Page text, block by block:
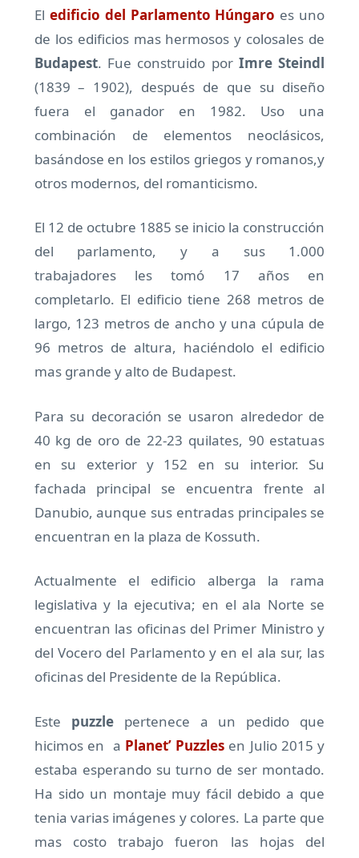
El edificio del Parlamento Húngaro es uno
de los edificios mas hermosos y colosales de
Budapest. Fue construido porImre Steindl
(1839 – 1902), después de que su diseño
fuera el ganador en 1982. Uso una
combinación de elementos neoclásicos,
basándose en los estilos griegos y romanos,y
otros modernos, del romanticismo.
El 12 de octubre 1885 se inicio la construcción
del parlamento, y a sus 1.000
trabajadores les tomó 17 años en
completarlo. El edificio tiene 268 metros de
largo, 123 metros de ancho y una cúpula de
96 metros de altura, haciéndolo el edificio
mas grande y alto de Budapest.
Para su decoración se usaron alrededor de
40 kg de oro de 22-23 quilates, 90 estatuas
en su exterior y 152 en su interior. Su
fachada principal se encuentra frente al
Danubio, aunque sus entradas principales se
encuentran en la plaza de Kossuth.
Actualmente el edificio alberga la rama
legislativa y la ejecutiva; en el ala Norte se
encuentran las oficinas del Primer Ministro y
del Vocero del Parlamento y en el ala sur, las
oficinas del Presidente de la República.
Este puzzlepertenece a un pedido que
hicimos en a Planet’ Puzzles en Julio 2015 y
estaba esperando su turno de ser montado.
Ha sido un montaje muy fácil debido a que
tenia varias imágenes y colores. La parte que
mas costo trabajo fueron las hojas del